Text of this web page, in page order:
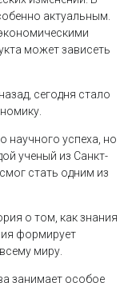
актуальным.
может зависеть
сегодня стало
научного успеха, но
ученый из Санкт-
стать одним из
о том, как знания
формирует
миру.
занимает особое